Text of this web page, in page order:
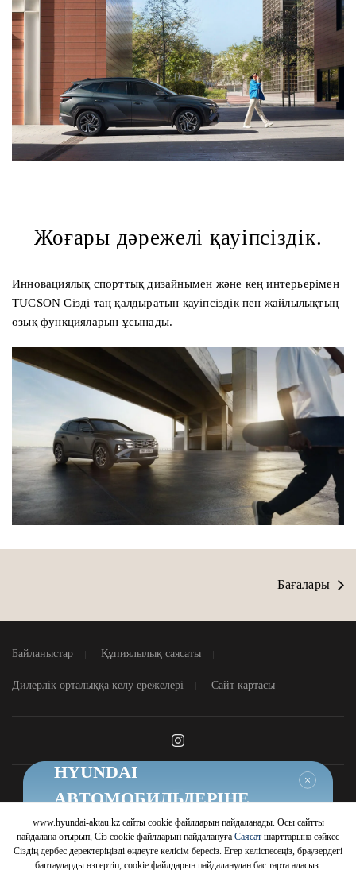
Жоғары дәрежелі қауіпсіздік.
Инновациялық спорттық дизайнымен және кең интерьерімен
TUCSON Сізді таң қалдыратын қауіпсіздік пен жайлылықтың
озық функцияларын ұсынады.
Бағалары
Байланыстар Құпиялылық саясаты
Дилерлік орталыққа келу ережелері Сайт картасы
© 2026 Hyundai Motor Company
www.hyundai-aktau.kz сайты cookie файлдарын пайдаланады. Осы сайтты
пайдалана отырып, Сіз cookie файлдарын пайдалануға Саясат шарттарына сәйкес
Сіздің дербес деректеріңізді өңдеуге келісім бересіз. Егер келіспесеңіз, браузердегі
баптауларды өзгертіп, cookie файлдарын пайдаланудан бас тарта аласыз.
HYUNDAI
АВТОМОБИЛЬДЕРІНЕ
ТИІМДІ ШАРТТАР
Шарттарды білу
Жабу